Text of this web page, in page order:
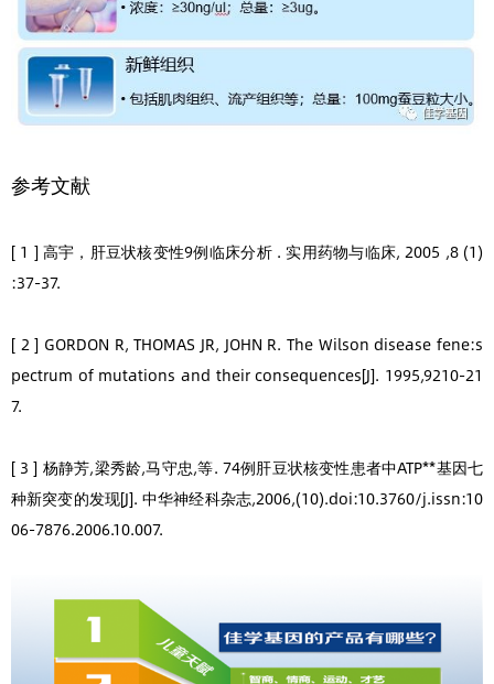
参考文献
[ 1 ] 高宇，肝豆状核变性9例临床分析 . 实用药物与临床, 2005 ,8 (1)
:37-37.
[ 2 ] GORDON R, THOMAS JR, JOHN R. The Wilson disease fene:s
pectrum of mutations and their consequences[J]. 1995,9210-21
7.
[ 3 ] 杨静芳,梁秀龄,马守忠,等. 74例肝豆状核变性患者中ATP**基因七
种新突变的发现[J]. 中华神经科杂志,2006,(10).doi:10.3760/j.issn:10
06-7876.2006.10.007.